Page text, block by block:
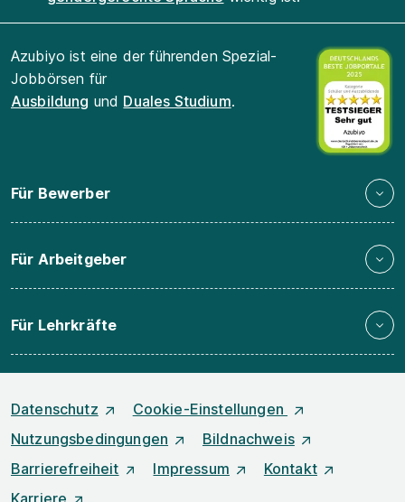
Azubiyo ist eine der führenden Spezial-
Jobbörsen für
Ausbildung und Duales Studium.
Für Bewerber
Für Arbeitgeber
Für Lehrkräfte
Datenschutz
Cookie-Einstellungen
Nutzungsbedingungen
Bildnachweis
Barrierefreiheit
Impressum
Kontakt